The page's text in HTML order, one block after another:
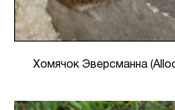
Хомячок Эверсманна